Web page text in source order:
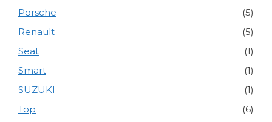
Porsche
(5)
Renault
(5)
Seat
(1)
Smart
(1)
SUZUKI
(1)
Top
(6)